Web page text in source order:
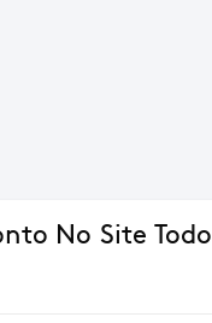
No Site Todo